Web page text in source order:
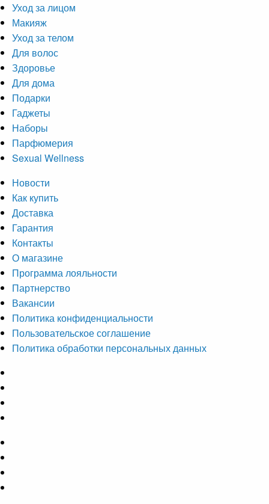
Уход за лицом
Макияж
Уход за телом
Для волос
Здоровье
Для дома
Подарки
Гаджеты
Наборы
Парфюмерия
Sexual Wellness
Новости
Как купить
Доставка
Гарантия
Контакты
О магазине
Программа лояльности
Партнерство
Вакансии
Политика конфиденциальности
Пользовательское соглашение
Политика обработки персональных данных